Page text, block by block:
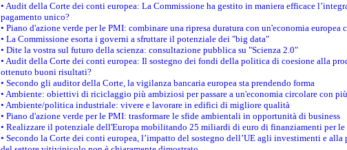
• Audit della Corte dei conti europea: La Commissione ha gestito in maniera efficace
pagamento unico?
• Piano d'azione verde per le PMI: combinare una ripresa duratura con un'economia europea
• La Commissione esorta i governi a sfruttare il potenziale dei "big data"
• Dite la vostra sul futuro della scienza: consultazione pubblica su "Scienza 2.0"
• Audit della Corte dei conti europea: Il sostegno dei fondi della politica di coesione alla
ottenuto buoni risultati?
• Secondo gli auditor della Corte, la vigilanza bancaria europea sta prendendo forma
• Ambiente: obiettivi di riciclaggio più ambiziosi per passare a un'economia circolare con
• Ambiente/politica industriale: vivere e lavorare in edifici di migliore qualità
• Piano d'azione verde per le PMI: trasformare le sfide ambientali in opportunità di business
• Realizzare il potenziale dell'Europa mobilitando 25 miliardi di euro di finanziamenti per le
• Secondo la Corte dei conti europea, l’impatto del sostegno dell’UE agli investimenti e